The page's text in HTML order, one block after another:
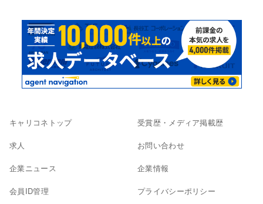
キャリコネトップ
求人
企業ニュース
会員ID管理
受賞歴・メディア掲載歴
お問い合わせ
企業情報
プライバシーポリシー